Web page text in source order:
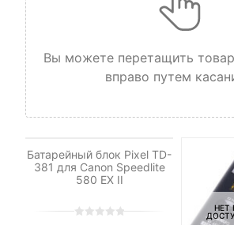
Вы можете перетащить
вправо путем
Батарейный блок Pixel TD-
381 для Canon Speedlite
580 EX II
НЕТ